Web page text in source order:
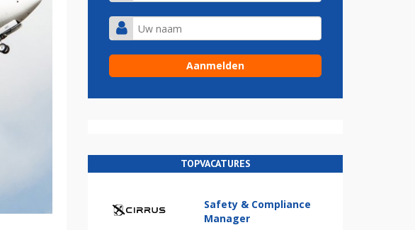
TOPVACATURES
Safety & Compliance
Manager